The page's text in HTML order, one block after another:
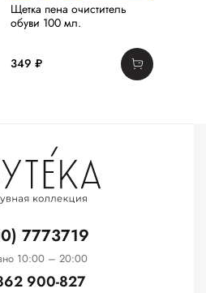
Щетка пена очиститель
обуви 100 мл.
349 ₽
7773719
10:00 – 20:00
900-827